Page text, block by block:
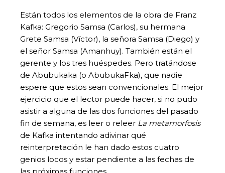
Están todos los elementos de la obra de Franz
Kafka: Gregorio Samsa (Carlos), su hermana
Grete Samsa (Víctor), la señora Samsa (Diego) y
el señor Samsa (Amanhuy). También están el
gerente y los tres huéspedes. Pero tratándose
de Abubukaka (o AbubukaFka), que nadie
espere que estos sean convencionales. El mejor
ejercicio que el lector puede hacer, si no pudo
asistir a alguna de las dos funciones del pasado
fin de semana, es leer o releer La metamorfosis
de Kafka intentando adivinar qué
reinterpretación le han dado estos cuatro
genios locos y estar pendiente a las fechas de
las próximas funciones.